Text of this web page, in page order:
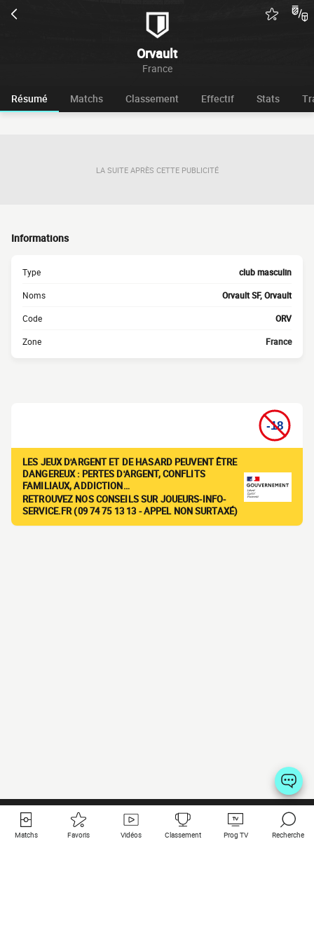
Orvault
France
Résumé Matchs Classement Effectif Stats
LA SUITE APRÈS CETTE PUBLICITÉ
Informations
Type club masculin
Noms Orvault SF, Orvault
Code ORV
Zone France
LES JEUX D'ARGENT ET DE HASARD PEUVENT ÊTRE
DANGEREUX : PERTES D'ARGENT, CONFLITS
FAMILIAUX, ADDICTION…
RETROUVEZ NOS CONSEILS SUR JOUEURS-INFO-
SERVICE.FR (09 74 75 13 13 - APPEL NON SURTAXÉ)
Matchs Favoris Vidéos Classement Prog TV Recherche